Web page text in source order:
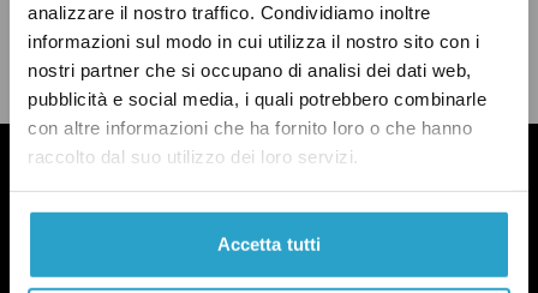
analizzare il nostro traffico. Condividiamo inoltre
informazioni sul modo in cui utilizza il nostro sito con i
nostri partner che si occupano di analisi dei dati web,
pubblicità e social media, i quali potrebbero combinarle
con altre informazioni che ha fornito loro o che hanno
raccolto dal suo utilizzo dei loro servizi.
Accetta tutti
facebooktwitterwhatsapp
emailbluesky
LEGGI LA NOSTRA POLITICA DELLE CORREZIONI